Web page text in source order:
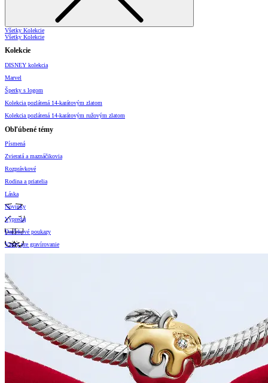
Všetky Kolekcie
Všetky Kolekcie
Kolekcie
DISNEY kolekcia
Marvel
Šperky s logom
Kolekcia pozlátená 14-karátovým zlatom
Kolekcia pozlátená 14-karátovým ružovým zlatom
Obľúbené témy
Písmená
Zvieratá a maznáčikovia
Rozprávkové
Rodina a priatelia
Láska
Novinky
Výpredaj
Darčekové poukazy
Vzory pre gravírovanie